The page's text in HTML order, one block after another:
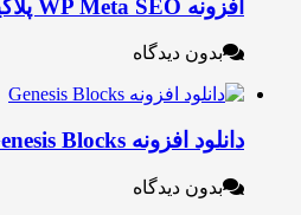
افزونه WP Meta SEO پلاگین بهبود سئوی وردپرس
بدون دیدگاه
دانلود افزونه Genesis Blocks
بدون دیدگاه